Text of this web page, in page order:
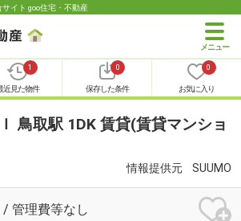
イト goo住宅・不動産
1
近見た物件
0
保存した条件
0
お気に入り
鳥取駅 1DK 賃貸(賃貸マンショ
情報提供元 SUUMO
/ 管理費等なし